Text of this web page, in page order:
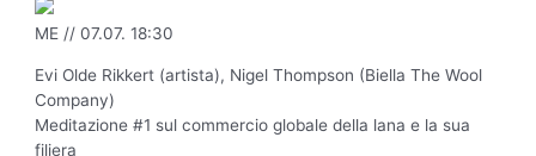
ME // 07.07. 18:30
Evi Olde Rikkert (artista), Nigel Thompson (Biella The Wool
Company)
Meditazione #1 sul commercio globale della lana e la sua
filiera